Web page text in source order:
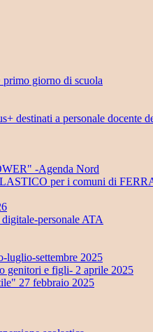
giorno di scuola
destinati a personale docente
-Agenda Nord
per i comuni di
personale ATA
settembre 2025
genitori e figli- 2 aprile 2025
27 febbraio 2025